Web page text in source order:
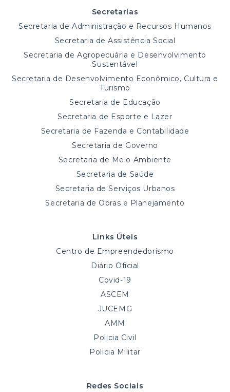
Secretarias
Secretaria de Administração e Recursos Humanos
Secretaria de Assistência Social
Secretaria de Agropecuária e Desenvolvimento
Sustentável
Secretaria de Desenvolvimento Econômico, Cultura e
Turismo
Secretaria de Educação
Secretaria de Esporte e Lazer
Secretaria de Fazenda e Contabilidade
Secretaria de Governo
Secretaria de Meio Ambiente
Secretaria de Saúde
Secretaria de Serviços Urbanos
Secretaria de Obras e Planejamento
Links Úteis
Centro de Empreendedorismo
Diário Oficial
Covid-19
ASCEM
JUCEMG
AMM
Policia Civil
Policia Militar
Redes Sociais